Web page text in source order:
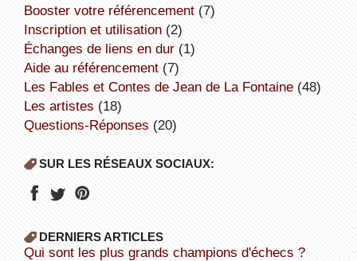
booster votre référencement(7)
inscription et utilisation(2)
échanges de liens en dur(1)
aide au référencement(7)
Les Fables et Contes de Jean de La Fontaine(48)
Les artistes (18)
Questions-Réponses (20)
SUR LES RÉSEAUX SOCIAUX:
DERNIERS ARTICLES
Qui sont les plus grands champions d'échecs ?